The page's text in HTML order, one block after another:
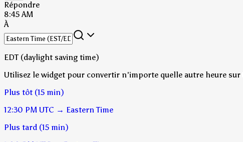
Répondre
8:45 AM
À
EDT (daylight saving time)
Utilisez le widget pour convertir n'importe quelle autre heure sur
Plus tôt (15 min)
12:30 PM UTC → Eastern Time
Plus tard (15 min)